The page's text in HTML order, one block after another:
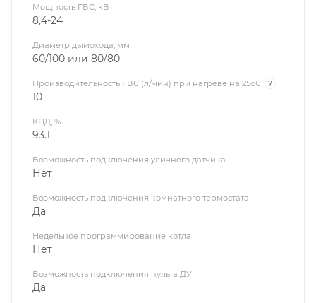
Мощность ГВС, кВт
8,4-24
Диаметр дымохода, мм
60/100 или 80/80
Производительность ГВС (л/мин) при нагреве на 25оС ?
10
КПД, %
93.1
Возможность подключения уличного датчика
Нет
Возможность подключения комнатного термостата
Да
Недельное программирование котла
Нет
Возможность подключения пульта ДУ
Да